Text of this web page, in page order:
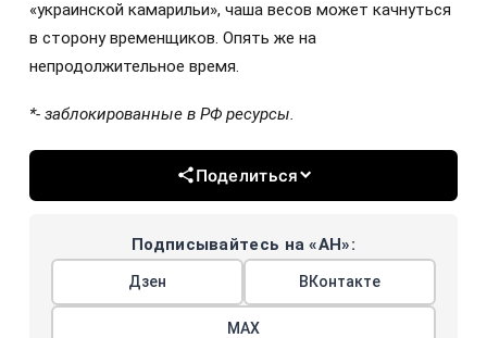
«украинской камарильи», чаша весов может качнуться
в сторону временщиков. Опять же на
непродолжительное время.
*- заблокированные в РФ ресурсы.
Поделиться
Подписывайтесь на «АН»:
Дзен ВКонтакте
МАХ